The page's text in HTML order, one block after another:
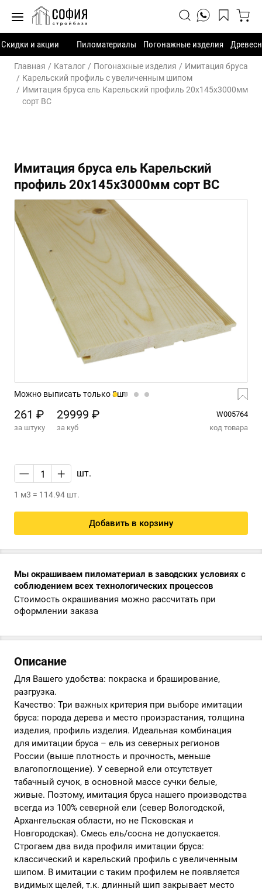
Скидки и акции Пиломатериалы Погонажные изделия
Главная Каталог Погонажные изделия
Имитация бруса
Карельский профиль с увеличенным шипом
Имитация бруса ель Карельский профиль 20х145х3000мм
сорт ВС
Имитация бруса ель Карельский
профиль 20х145х3000мм сорт ВС
Можно выписать только 8шт
261 ₽ 29999 ₽
W005764
за штуку
за куб код товара
— + шт.
1 м3 = 114.94 шт.
Добавить в корзину
Мы окрашиваем пиломатериал в заводских условиях с
соблюдением всех технологических процессов
Стоимость окрашивания можно рассчитать при
оформлении заказа
Описание
Для Вашего удобства: покраска и браширование,
разгрузка.
Качество: Три важных критерия при выборе имитации
бруса: порода дерева и место произрастания, толщина
изделия, профиль изделия. Идеальная комбинация
для имитации бруса – ель из северных регионов
России (выше плотность и прочность, меньше
влагопоглощение). У северной ели отсутствует
табачный сучок, в основной массе сучки белые,
живые. Поэтому, имитация бруса нашего производства
всегда из 100% северной ели (север Вологодской,
Архангельская области, но не Псковская и
Новгородская). Смесь ель/сосна не допускается.
Строгаем два вида профиля имитации бруса:
классический и карельский профиль с увеличенным
шипом. В имитации с таким профилем не появляется
видимых щелей, т.к. длинный шип закрывает место